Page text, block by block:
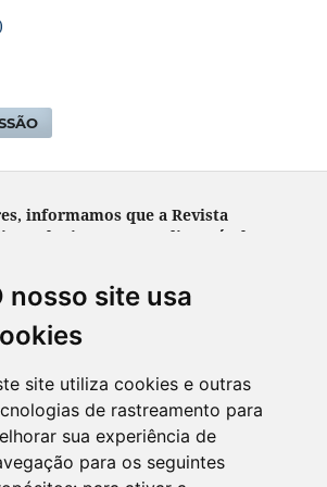
nosso site usa
site utiliza cookies e outras
de rastreamento para
sua experiência de
para os seguintes
informamos que a Revista
encontra- disponível no
index.php/rbclima